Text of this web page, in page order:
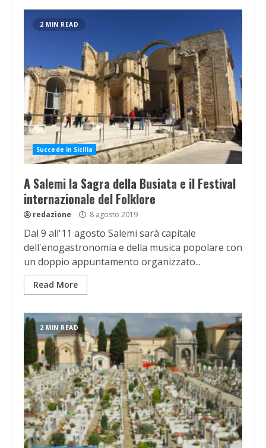
2 MIN READ
Succede in Sicilia
A Salemi la Sagra della Busiata e il Festival
internazionale del Folklore
redazione 8 agosto 2019
Dal 9 all'11 agosto Salemi sarà capitale
dell'enogastronomia e della musica popolare con
un doppio appuntamento organizzato...
Read More
2 MIN READ